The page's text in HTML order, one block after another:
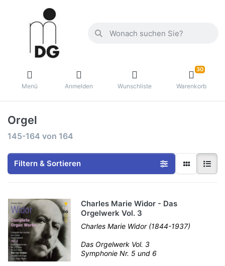
Menü Anmelden Wunschliste
30
Warenkorb
Orgel
145-164 von 164
Filtern & Sortieren
Charles Marie Widor - Das
Orgelwerk Vol. 3
Charles Marie Widor (1844-1937)
Das Orgelwerk Vol. 3
Symphonie Nr. 5 und 6